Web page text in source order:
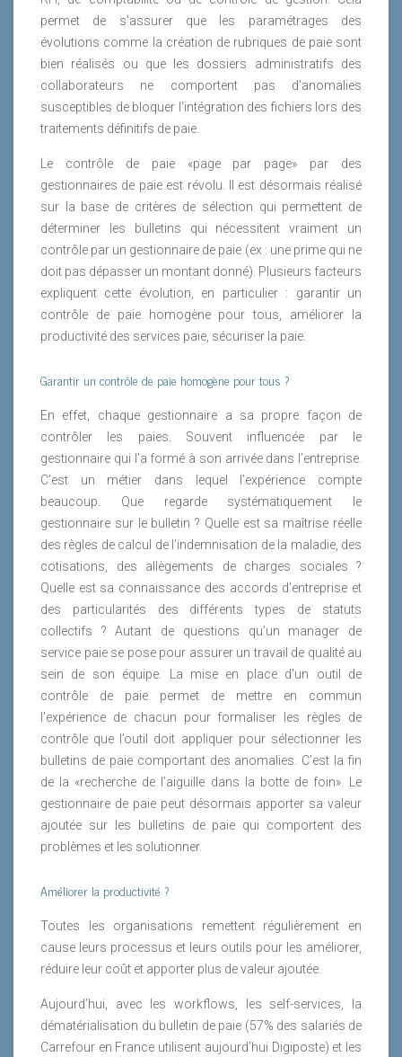
permet de s’assurer que les paramétrages des
évolutions comme la création de rubriques de paie sont
bien réalisés ou que les dossiers administratifs des
collaborateurs ne comportent pas d’anomalies
susceptibles de bloquer l’intégration des fichiers lors des
traitements définitifs de paie.
Le contrôle de paie «page par page» par des
gestionnaires de paie est révolu. Il est désormais réalisé
sur la base de critères de sélection qui permettent de
déterminer les bulletins qui nécessitent vraiment un
contrôle par un gestionnaire de paie (ex : une prime qui ne
doit pas dépasser un montant donné). Plusieurs facteurs
expliquent cette évolution, en particulier : garantir un
contrôle de paie homogène pour tous, améliorer la
productivité des services paie, sécuriser la paie.
Garantir un contrôle de paie homogène pour tous ?
En effet, chaque gestionnaire a sa propre façon de
contrôler les paies. Souvent influencée par le
gestionnaire qui l’a formé à son arrivée dans l’entreprise.
C’est un métier dans lequel l’expérience compte
beaucoup. Que regarde systématiquement le
gestionnaire sur le bulletin ? Quelle est sa maîtrise réelle
des règles de calcul de l’indemnisation de la maladie, des
cotisations, des allègements de charges sociales ?
Quelle est sa connaissance des accords d’entreprise et
des particularités des différents types de statuts
collectifs ? Autant de questions qu’un manager de
service paie se pose pour assurer un travail de qualité au
sein de son équipe. La mise en place d’un outil de
contrôle de paie permet de mettre en commun
l’expérience de chacun pour formaliser les règles de
contrôle que l’outil doit appliquer pour sélectionner les
bulletins de paie comportant des anomalies. C’est la fin
de la «recherche de l’aiguille dans la botte de foin». Le
gestionnaire de paie peut désormais apporter sa valeur
ajoutée sur les bulletins de paie qui comportent des
problèmes et les solutionner.
Améliorer la productivité ?
Toutes les organisations remettent régulièrement en
cause leurs processus et leurs outils pour les améliorer,
réduire leur coût et apporter plus de valeur ajoutée.
Aujourd’hui, avec les workflows, les self-services, la
dématérialisation du bulletin de paie (57% des salariés de
Carrefour en France utilisent aujourd’hui Digiposte) et les